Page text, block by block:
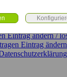
Eintrag ändern /
Eintrag